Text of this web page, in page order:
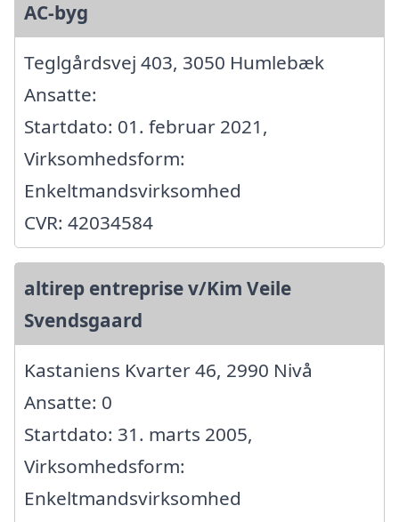
AC-byg
Teglgårdsvej 403, 3050 Humlebæk
Ansatte:
Startdato: 01. februar 2021,
Virksomhedsform:
Enkeltmandsvirksomhed
CVR: 42034584
altirep entreprise v/Kim Veile
Svendsgaard
Kastaniens Kvarter 46, 2990 Nivå
Ansatte: 0
Startdato: 31. marts 2005,
Virksomhedsform:
Enkeltmandsvirksomhed